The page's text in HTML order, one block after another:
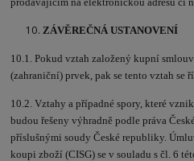
ZÁVĚREČNÁ USTANOVENÍ
10.1. Pokud vztah založený kupní
(zahraniční) prvek, pak se tento vztah se
10.2. Vztahy a případné spory, které
budou řešeny výhradně podle práva
příslušnými soudy České republiky.
koupi zboží (CISG) se v souladu s čl. 6